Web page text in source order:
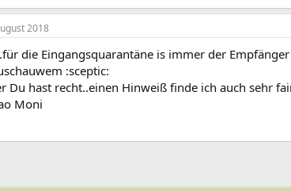
2018
die Eingangsquarantäne is immer der
:sceptic:
Du hast recht..einen Hinweiß finde ich auch sehr
Moni